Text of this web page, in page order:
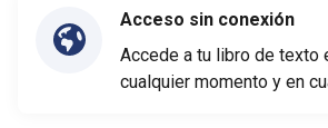
Acceso sin conexión
Accede a tu libro de texto
cualquier momento y en